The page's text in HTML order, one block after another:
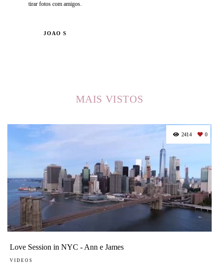
tirar fotos com amigos.
JOAO S
MAIS VISTOS
Love Session in NYC - Ann e James
VIDEOS
2414 0